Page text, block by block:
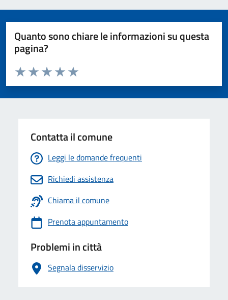
Quanto sono chiare le informazioni su questa
pagina?
Valuta da 1 a 5 stelle la pagina
Valuta 5 stelle su 5
Valuta 4 stelle su 5
Valuta 3 stelle su 5
Valuta 2 stelle su 5
Valuta 1 stelle su 5
Contatta il comune
Leggi le domande frequenti
Richiedi assistenza
Chiama il comune
Prenota appuntamento
Problemi in città
Segnala disservizio